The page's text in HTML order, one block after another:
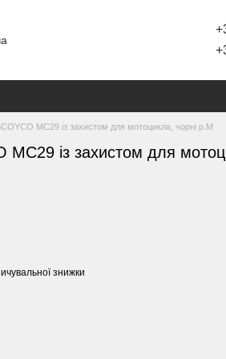
MC29 із захистом для мотоцикла, чорні р.М
MC29 із захистом для
знижки